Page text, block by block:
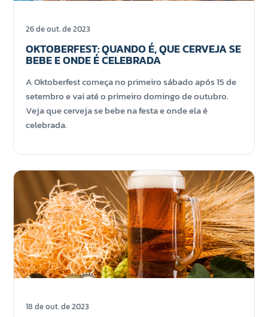
26 de out. de 2023
OKTOBERFEST: QUANDO É, QUE CERVEJA SE
BEBE E ONDE É CELEBRADA
A Oktoberfest começa no primeiro sábado após 15 de
setembro e vai até o primeiro domingo de outubro.
Veja que cerveja se bebe na festa e onde ela é
celebrada.
18 de out. de 2023